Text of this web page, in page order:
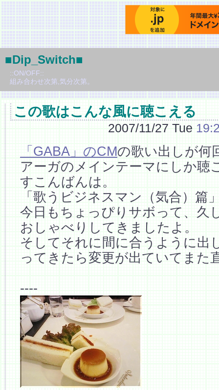
■Dip_Switch■
::ON/OFF::
組み合わせ次第,気分次第。
この歌はこんな風に聴こえる
2007/11/27 Tue
「GABA」のCMの歌い出しが何
アーガのメインテーマにしか聴
すこんばんは。
「歌うビジネスマン（気合）篇
今日もちょっぴりサボって、久
おしゃべりしてきましたよ。
そしてそれに間に合うように出
ってきたら変更が出ていてまた
----